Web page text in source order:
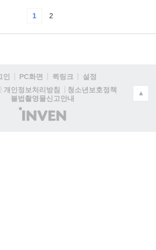
1 2
인 PC화면 퀵링크
설정
개인정보처리방침
청소년보호정책
불법촬영물신고안내
(주)
인
▲